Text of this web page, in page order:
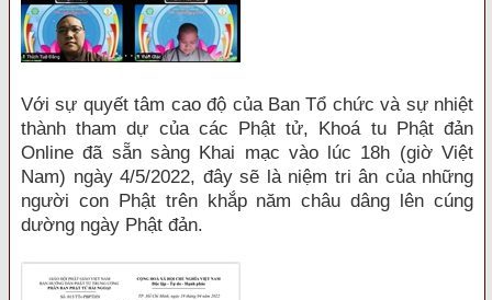
Với sự quyết tâm cao độ của Ban Tổ chức và sự nhiệt
thành tham dự của các Phật tử, Khoá tu Phật đản
Online đã sẵn sàng Khai mạc vào lúc 18h (giờ Việt
Nam) ngày 4/5/2022, đây sẽ là niệm tri ân của những
người con Phật trên khắp năm châu dâng lên cúng
dường ngày Phật đản.